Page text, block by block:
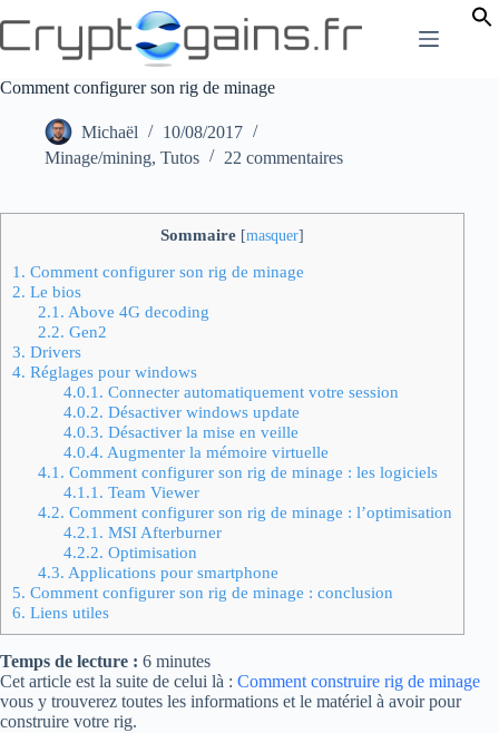
au
contenu
Comment configurer son rig de minage
Michaël
10/08/2017
Minage/mining, Tutos 22 commentaires
Sommaire [masquer]
1. Comment configurer son rig de minage
2. Le bios
2.1. Above 4G decoding
2.2. Gen2
3. Drivers
4. Réglages pour windows
4.0.1. Connecter automatiquement votre session
4.0.2. Désactiver windows update
4.0.3. Désactiver la mise en veille
4.0.4. Augmenter la mémoire virtuelle
4.1. Comment configurer son rig de minage : les logiciels
4.1.1. Team Viewer
4.2. Comment configurer son rig de minage : l’optimisation
4.2.1. MSI Afterburner
4.2.2. Optimisation
4.3. Applications pour smartphone
5. Comment configurer son rig de minage : conclusion
6. Liens utiles
Temps de lecture : 6 minutes
Cet article est la suite de celui là : Comment construire rig de minage
vous y trouverez toutes les informations et le matériel à avoir pour
construire votre rig.